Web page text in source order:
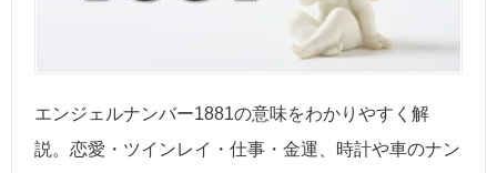
エンジェルナンバー1881の意味をわかりやすく解
説。恋愛・ツインレイ・仕事・金運、時計や車のナン